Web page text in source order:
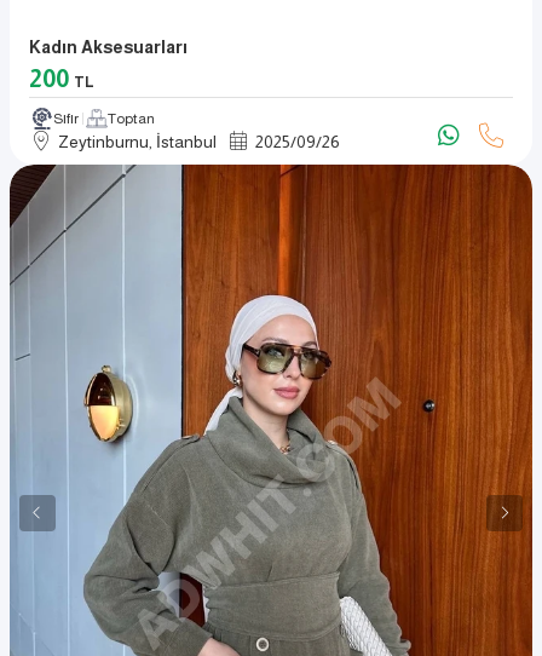
Kadın Aksesuarları
200 TL
Sıfır Toptan
Zeytinburnu, İstanbul 2025/09/26